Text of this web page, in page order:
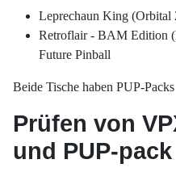
Leprechaun King
Retroflair - BAM Edition
Future Pinball
Beide Tische haben PUP-Packs
Prüfen von
und PUP-pack